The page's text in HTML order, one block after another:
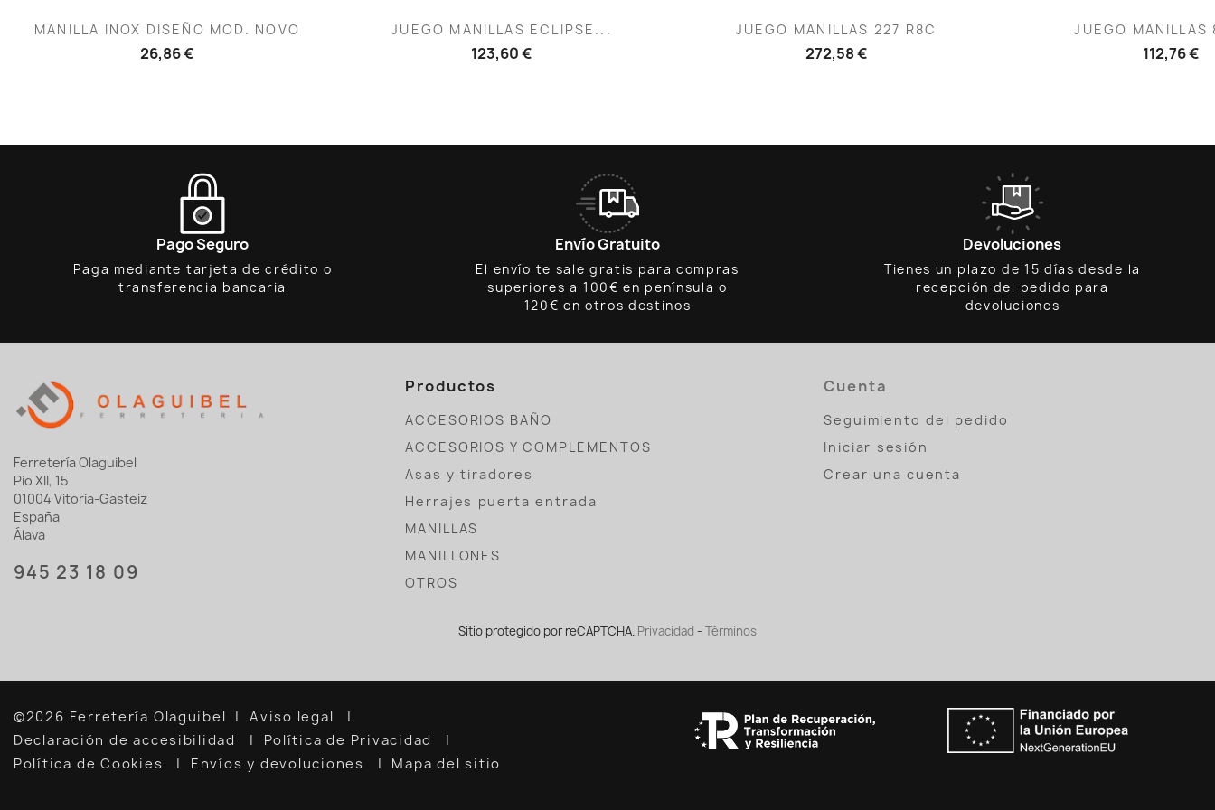
Vista rápida
MANILLA INOX DISEÑO MOD. NOVO
26,86 €
Vista rápida
JUEGO MANILLAS ECLIPSE...
123,60 €
Vista rápida
JUEGO MANILLAS 227 R8C
272,58 €
Vista
JUEGO MANILLAS
112,76 €
Pago Seguro
Paga mediante tarjeta de crédito o
transferencia bancaria
Envío Gratuito
El envío te sale gratis para compras
superiores a 100€ en península o
120€ en otros destinos
Devoluciones
Tienes un plazo de 15 días desde la
recepción del pedido para
devoluciones
Ferretería Olaguibel
Pio XII, 15
01004 Vitoria-Gasteiz
España
Álava
945 23 18 09
Productos
ACCESORIOS BAÑO
ACCESORIOS Y COMPLEMENTOS
Asas y tiradores
Herrajes puerta entrada
MANILLAS
MANILLONES
OTROS
Cuenta
Seguimiento del pedido
Iniciar sesión
Crear una cuenta
Sitio protegido por reCAPTCHA. Privacidad - Términos
©2026 Ferretería Olaguibel
Aviso legal
Declaración de accesibilidad
Política de Privacidad
Política de Cookies
Envíos y devoluciones Mapa del sitio